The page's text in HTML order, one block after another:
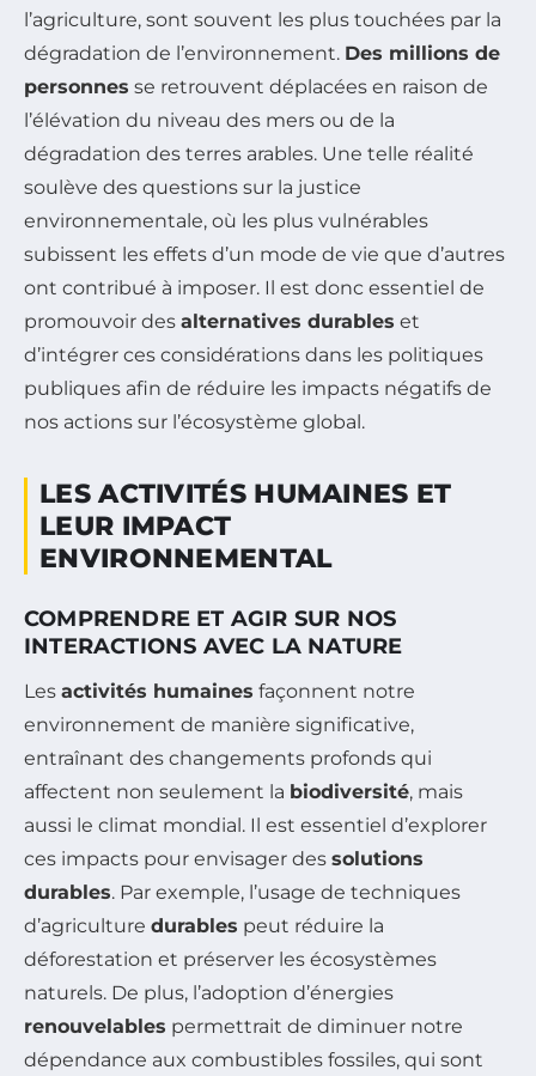
l’agriculture, sont souvent les plus touchées par la
dégradation de l’environnement. Des millions de
personnes se retrouvent déplacées en raison de
l’élévation du niveau des mers ou de la
dégradation des terres arables. Une telle réalité
soulève des questions sur la justice
environnementale, où les plus vulnérables
subissent les effets d’un mode de vie que d’autres
ont contribué à imposer. Il est donc essentiel de
promouvoir des alternatives durables et
d’intégrer ces considérations dans les politiques
publiques afin de réduire les impacts négatifs de
nos actions sur l’écosystème global.
LES ACTIVITÉS HUMAINES ET
LEUR IMPACT
ENVIRONNEMENTAL
COMPRENDRE ET AGIR SUR NOS
INTERACTIONS AVEC LA NATURE
Les activités humaines façonnent notre
environnement de manière significative,
entraînant des changements profonds qui
affectent non seulement la biodiversité, mais
aussi le climat mondial. Il est essentiel d’explorer
ces impacts pour envisager des solutions
durables. Par exemple, l’usage de techniques
d’agriculture durables peut réduire la
déforestation et préserver les écosystèmes
naturels. De plus, l’adoption d’énergies
renouvelables permettrait de diminuer notre
dépendance aux combustibles fossiles, qui sont